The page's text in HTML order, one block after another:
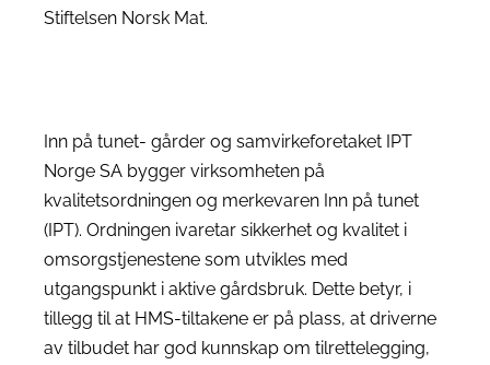
Stiftelsen Norsk Mat.
Inn på tunet- gårder og samvirkeforetaket IPT
Norge SA bygger virksomheten på
kvalitetsordningen og merkevaren Inn på tunet
(IPT). Ordningen ivaretar sikkerhet og kvalitet i
omsorgstjenestene som utvikles med
utgangspunkt i aktive gårdsbruk. Dette betyr, i
tillegg til at HMS-tiltakene er på plass, at driverne
av tilbudet har god kunnskap om tilrettelegging,